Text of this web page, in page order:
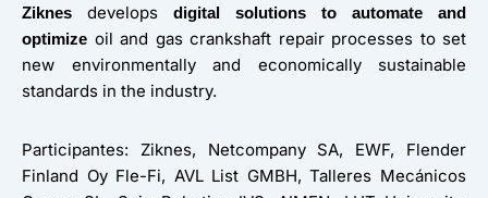
Ziknes develops digital solutions to automate and
optimize oil and gas crankshaft repair processes to set
new environmentally and economically sustainable
standards in the industry.
Participantes: Ziknes, Netcompany SA, EWF, Flender
Finland Oy Fle-Fi, AVL List GMBH, Talleres Mecánicos